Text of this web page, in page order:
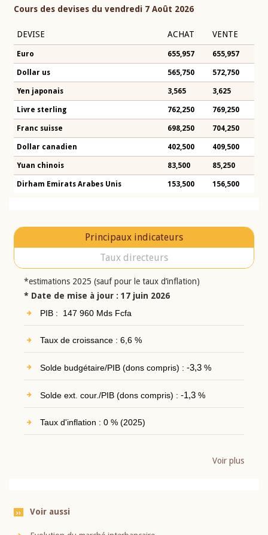
Cours des devises du vendredi 7 Août 2026
DEVISE ACHAT VENTE
Euro 655,957 655,957
Dollar us 565,750 572,750
Yen japonais 3,565 3,625
Livre sterling 762,250 769,250
Franc suisse 698,250 704,250
Dollar canadien 402,500 409,500
Yuan chinois 83,500 85,250
Dirham Emirats Arabes Unis 153,500 156,500
Principaux indicateurs
Taux directeurs
*estimations 2025 (sauf pour le taux d’inflation)
* Date de mise à jour : 17 juin 2026
PIB : 147 960 Mds Fcfa
Taux de croissance : 6,6 %
Solde budgétaire/PIB (dons compris) : -3,3%
Solde ext. cour./PIB (dons compris) : -1,3%
Taux d'inflation : 0 % (2025)
Voir plus
Voir aussi